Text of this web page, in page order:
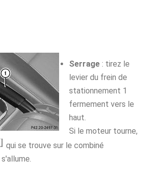
Serrage: tirez le
levier du frein de
stationnement 1
fermement vers le
haut.
Si le moteur tourne,
qui se trouve sur le combiné